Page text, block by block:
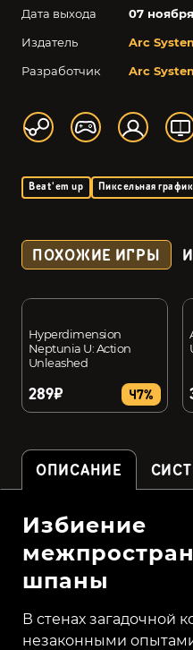
Дата выхода
07
Издатель
Arc
Разработчик
Arc
Beat'em up Пиксельная
ПОХОЖИЕ ИГРЫ
Hyperdimension
Neptunia U: Action
Unleashed
289₽ 47%
ОПИСАНИЕ
Избиение
шпаны
В стенах загадочной
незаконными